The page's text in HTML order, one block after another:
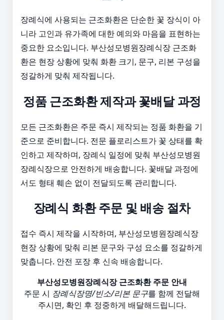
장례식에 사용되는 근조화환은 단순한 꽃 장식이 아
니라 고인과 유가족에 대한 예의와 마음을 표현하는
중요한 요소입니다. 부산성모병원장례식장 근조화
환은 현장 상황에 맞춰 화환 크기, 문구, 리본 구성을
정갈하게 맞춰 제작됩니다.
정품 근조화환 제작과 꽃배달 과정
모든 근조화환은 주문 즉시 제작되는 정품 화환을 기
준으로 준비합니다. 전문 플로리스트가 꽃 상태를 확
인하고 제작하며, 장례식 일정에 맞춰 부산성모병원
장례식장으로 안전하게 배송합니다. 꽃배달 과정에
서도 형태 훼손 없이 전달되도록 관리합니다.
장례식 화환 주문 및 배송 절차
접수 즉시 제작을 시작하며, 부산성모병원장례식장
현장 상황에 맞춰 리본 문구와 구성 요소를 정갈하게
맞춥니다. 안전 포장 후 신속 배송합니다.
부산성모병원장례식장 근조화환 주문 안내
주문 시 장례식장명/빈소/리본 문구를 함께 전달해
주시면, 확인 후 정중하게 배달해드립니다.